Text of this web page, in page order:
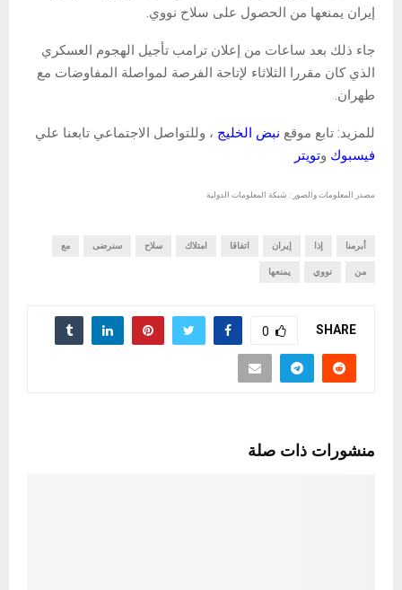
إيران يمنعها من الحصول على سلاح نووي.
جاء ذلك بعد ساعات من إعلان ترامب تأجيل الهجوم العسكري
الذي كان مقررا الثلاثاء لإتاحة الفرصة لمواصلة المفاوضات مع
طهران.
للمزيد: تابع موقع نبض الخليج ، وللتواصل الاجتماعي تابعنا علي
فيسبوك وتويتر
مصدر المعلومات والصور : شبكة المعلومات الدولية
أبرمنا إذا إيران اتفاقا امتلاك سلاح سنرضى مع
من نووي يمنعها
SHARE
0
منشورات ذات صلة